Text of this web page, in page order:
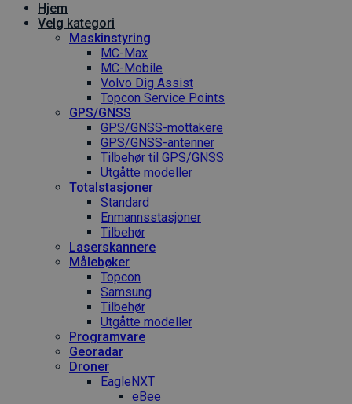
Hjem
Velg kategori
Maskinstyring
MC-Max
MC-Mobile
Volvo Dig Assist
Topcon Service Points
GPS/GNSS
GPS/GNSS-mottakere
GPS/GNSS-antenner
Tilbehør til GPS/GNSS
Utgåtte modeller
Totalstasjoner
Standard
Enmannsstasjoner
Tilbehør
Laserskannere
Målebøker
Topcon
Samsung
Tilbehør
Utgåtte modeller
Programvare
Georadar
Droner
EagleNXT
eBee